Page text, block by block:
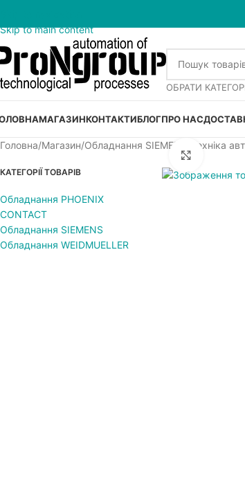
Skip to main content
ОБРАТИ
МАГАЗИНКОНТАКТИБЛОГПРО НАС
Головна Магазин Обладнання SIEMENS Техніка
КАТЕГОРІЇ ТОВАРІВ
Обладнання PHOENIX
CONTACT
Обладнання SIEMENS
Обладнання WEIDMUELLER